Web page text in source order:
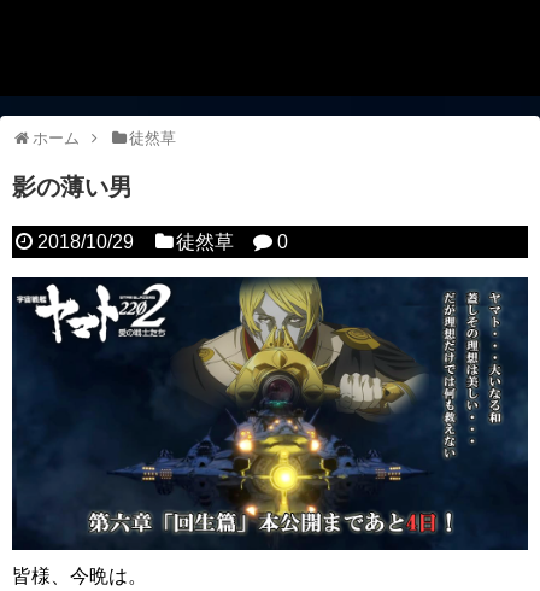
ホーム 徒然草
影の薄い男
2018/10/29 徒然草 0
皆様、今晩は。